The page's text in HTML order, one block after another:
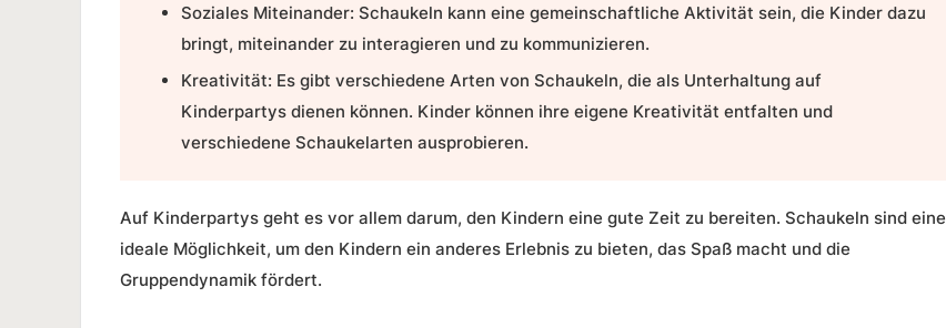
Soziales Miteinander: Schaukeln kann eine gemeinschaftliche Aktivität sein, die Kinder dazu
bringt, miteinander zu interagieren und zu kommunizieren.
Kreativität: Es gibt verschiedene Arten von Schaukeln, die als Unterhaltung auf
Kinderpartys dienen können. Kinder können ihre eigene Kreativität entfalten und
verschiedene Schaukelarten ausprobieren.
Auf Kinderpartys geht es vor allem darum, den Kindern eine gute Zeit zu bereiten. Schaukeln sind eine
ideale Möglichkeit, um den Kindern ein anderes Erlebnis zu bieten, das Spaß macht und die
Gruppendynamik fördert.